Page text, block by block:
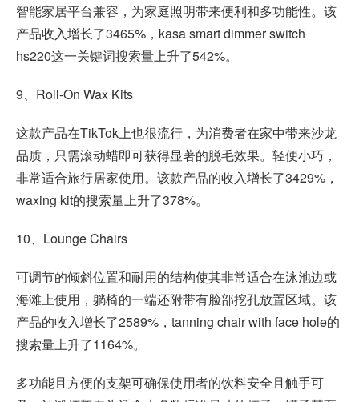
智能家居平台兼容，为家庭照明带来便利和多功能性。该
产品收入增长了3465%，kasa smart dimmer switch
hs220这一关键词搜索量上升了542%。
9、Roll-On Wax Kits
这款产品在TikTok上也很流行，为消费者在家中带来沙龙
品质，只需滚动蜡即可获得显著的脱毛效果。轻便小巧，
非常适合旅行居家使用。该款产品的收入增长了3429%，
waxing kit的搜索量上升了378%。
10、Lounge Chairs
可调节的倾斜位置和耐用的结构使其非常适合在泳池边或
海滩上使用，躺椅的一端还附带有脸部挖孔放置区域。该
产品的收入增长了2589%，tanning chair with face hole的
搜索量上升了1164%。
多功能且方便的支架可确保使用者的饮料安全且触手可